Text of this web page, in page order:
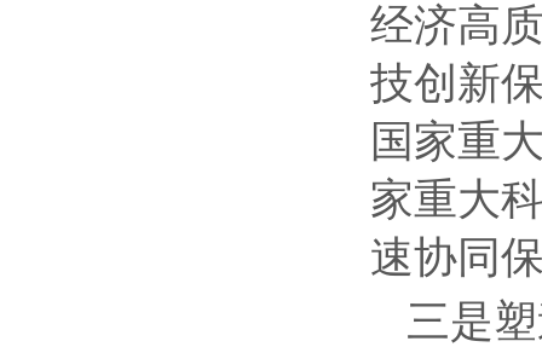
经济高
技创新
国家重
家重大
速协同
三是